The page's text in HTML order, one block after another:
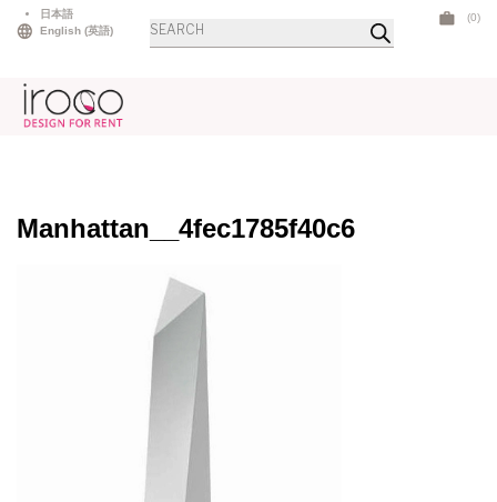
日本語
English (英語)
商
品
(0)
Manhattan__4fec1785f40c6